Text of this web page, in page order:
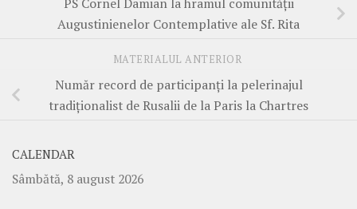
Augustinienelor Contemplative ale Sf. Rita
MATERIALUL ANTERIOR
Număr record de participanți la pelerinajul
tradiționalist de Rusalii de la Paris la Chartres
CALENDAR
Sâmbătă, 8 august 2026